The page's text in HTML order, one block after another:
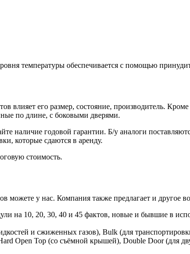
температуры обеспечивается с помощью
влияет его размер, состояние, производитель.
по длине, с боковыми дверями.
наличие годовой гарантии. Б/у аналоги
которые сдаются в аренду.
стоимость.
можете у нас. Компания также предлагает и другое
на 10, 20, 30, 40 и 45 фактов, новые и бывшие в
и сжиженных газов), Bulk (для
Open Top (со съёмной крышей), Double Door (для